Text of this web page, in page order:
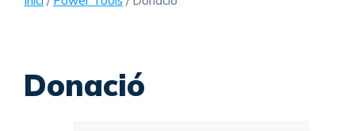
Donació